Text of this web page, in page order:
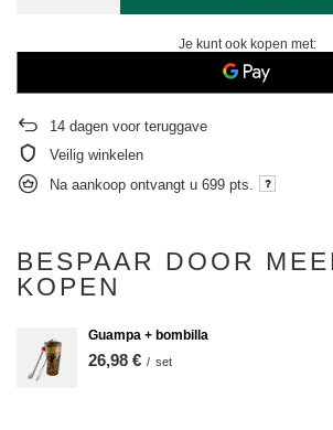
Je kunt ook kopen met:
14 dagen voor teruggave
Veilig winkelen
Na aankoop ontvangt u 699 pts.
BESPAAR DOOR
KOPEN
Guampa + bombilla
26,98 € / set